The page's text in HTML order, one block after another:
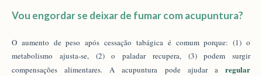
Vou engordar se deixar de fumar com acupuntura?
O aumento de peso após cessação tabágica é comum porque: (1) o
metabolismo ajusta-se, (2) o paladar recupera, (3) podem surgir
compensações alimentares. A acupuntura pode ajudar a regular